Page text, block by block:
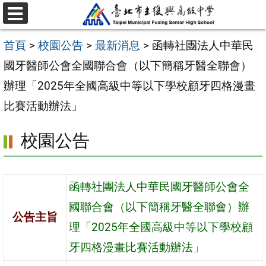
跳
至
主
要
內
容
選
單
首頁 > 校園公告 > 最新消息 > 函轉社團法人中華民
國牙醫師公會全國聯合會（以下簡稱牙醫全聯會）
辦理「2025年全國高級中等以下學校顧牙四格漫畫
比賽活動辦法」
校園公告
公告主旨
函轉社團法人中華民國牙醫師公會全
國聯合會（以下簡稱牙醫全聯會）辦
理「2025年全國高級中等以下學校顧
牙四格漫畫比賽活動辦法」